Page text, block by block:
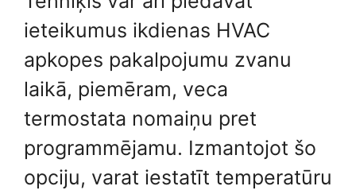
ieteikumus ikdienas HVAC
apkopes pakalpojumu zvanu
laikā, piemēram, veca
termostata nomaiņu pret
programmējamu. Izmantojot šo
opciju, varat iestatīt temperatūru